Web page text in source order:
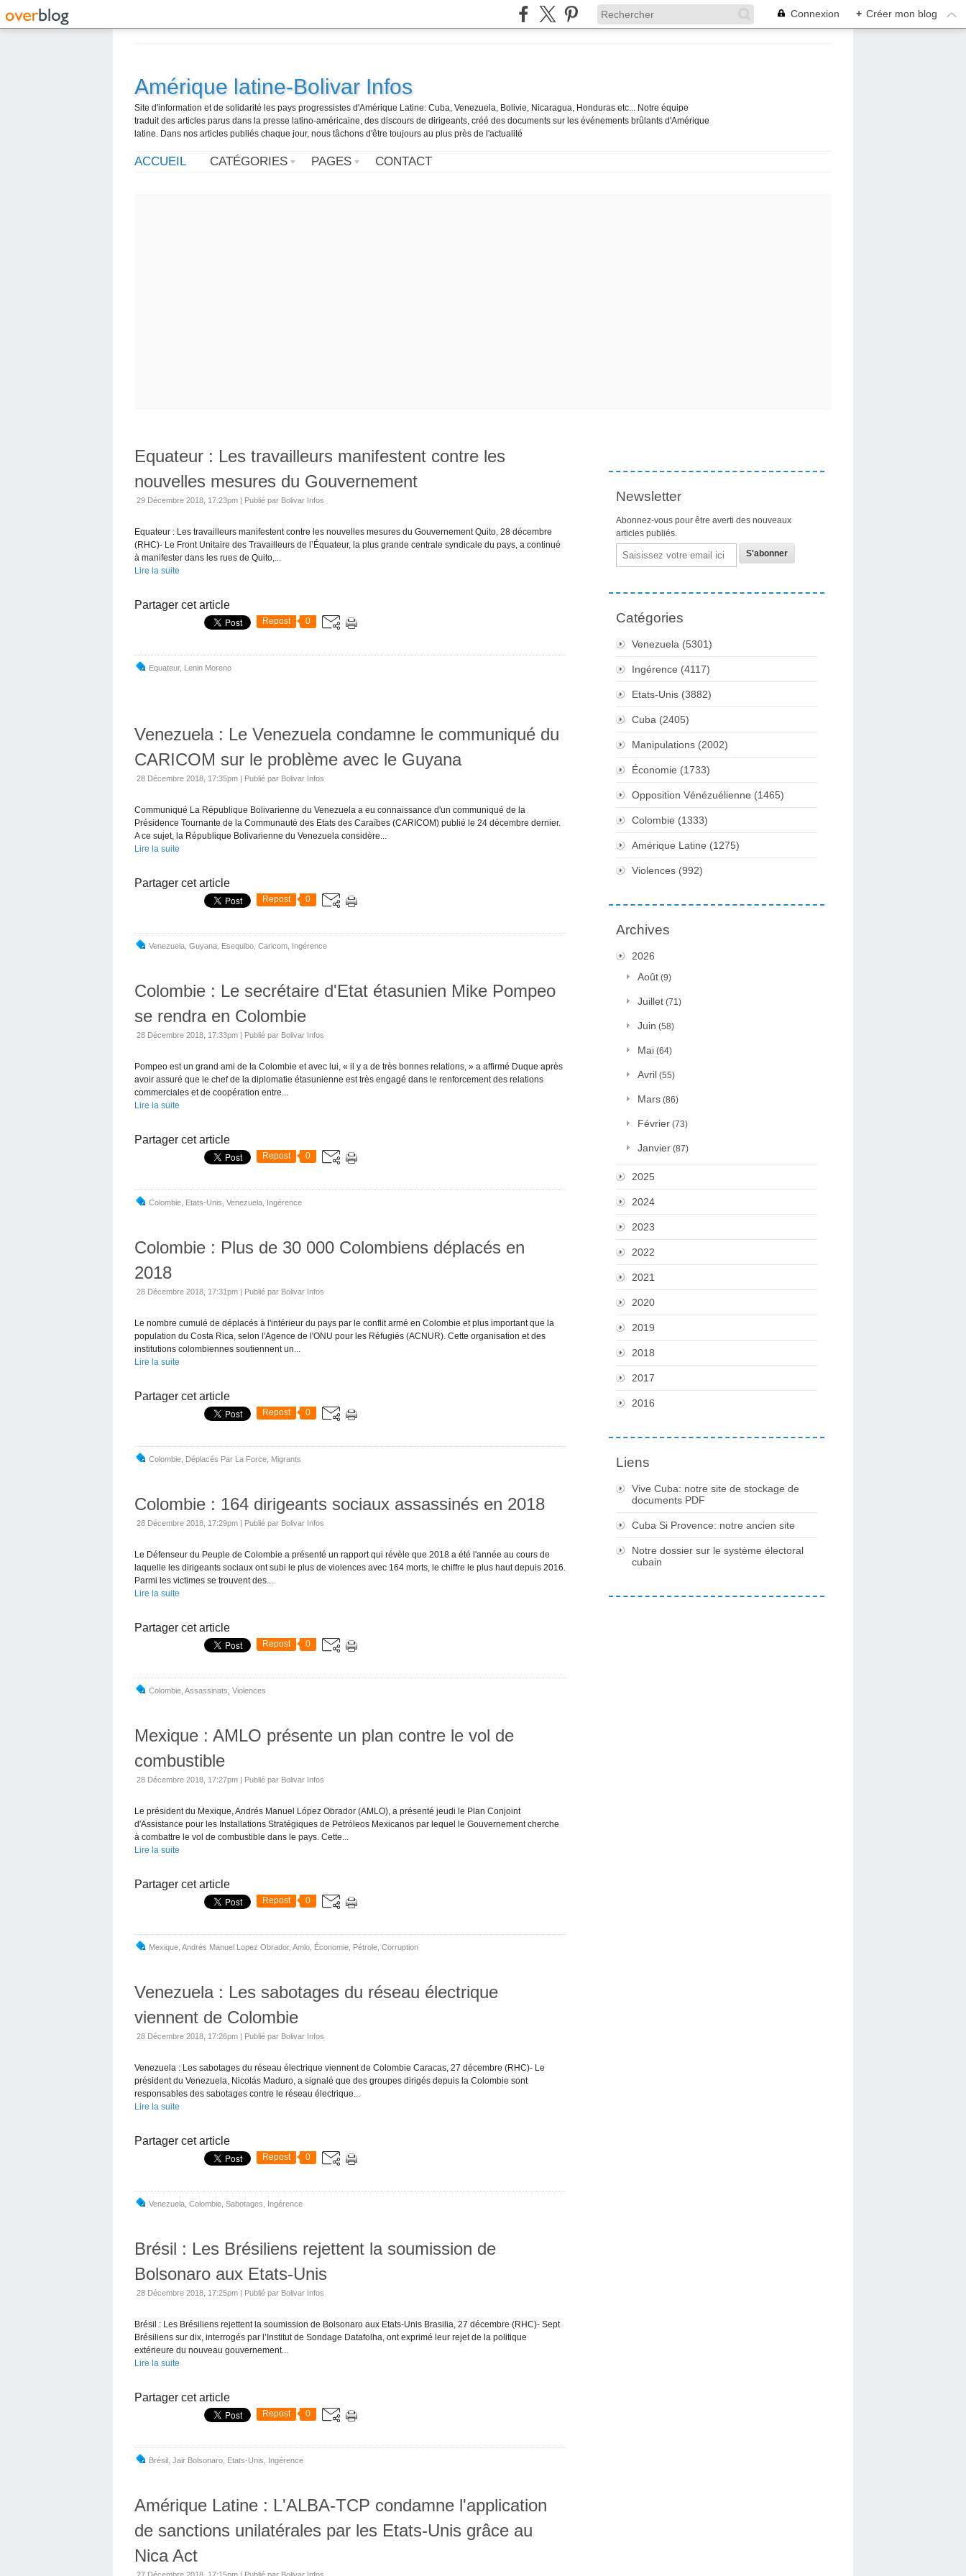
Connexion + Créer mon blog
Amérique latine-Bolivar Infos
Site d'information et de solidarité les pays progressistes d'Amérique Latine: Cuba, Venezuela, Bolivie, Nicaragua, Honduras etc... Notre équipe
traduit des articles parus dans la presse latino-américaine, des discours de dirigeants, créé des documents sur les événements brûlants d'Amérique
latine. Dans nos articles publiés chaque jour, nous tâchons d'être toujours au plus près de l'actualité
ACCUEIL CATÉGORIES PAGES CONTACT
Equateur : Les travailleurs manifestent contre les
nouvelles mesures du Gouvernement
29 Décembre 2018, 17:23pm | Publié par Bolivar Infos
Equateur : Les travailleurs manifestent contre les nouvelles mesures du Gouvernement Quito, 28 décembre
(RHC)- Le Front Unitaire des Travailleurs de l’Équateur, la plus grande centrale syndicale du pays, a continué
à manifester dans les rues de Quito,...
Lire la suite
Partager cet article
Repost 0
Equateur, Lenin Moreno
Venezuela : Le Venezuela condamne le communiqué du
CARICOM sur le problème avec le Guyana
28 Décembre 2018, 17:35pm | Publié par Bolivar Infos
Communiqué La République Bolivarienne du Venezuela a eu connaissance d'un communiqué de la
Présidence Tournante de la Communauté des Etats des Caraïbes (CARICOM) publié le 24 décembre dernier.
A ce sujet, la République Bolivarienne du Venezuela considère...
Lire la suite
Partager cet article
Repost 0
Venezuela Guyana Esequibo Caricom Ingérence
Colombie : Le secrétaire d'Etat étasunien Mike Pompeo
se rendra en Colombie
28 Décembre 2018, 17:33pm | Publié par Bolivar Infos
Pompeo est un grand ami de la Colombie et avec lui, « il y a de très bonnes relations, » a affirmé Duque après
avoir assuré que le chef de la diplomatie étasunienne est très engagé dans le renforcement des relations
commerciales et de coopération entre...
Lire la suite
Partager cet article
Repost 0
Colombie Etats-Unis Venezuela Ingérence
Colombie : Plus de 30 000 Colombiens déplacés en
2018
28 Décembre 2018, 17:31pm | Publié par Bolivar Infos
Le nombre cumulé de déplacés à l'intérieur du pays par le conflit armé en Colombie et plus important que la
population du Costa Rica, selon l'Agence de l'ONU pour les Réfugiés (ACNUR). Cette organisation et des
institutions colombiennes soutiennent un...
Lire la suite
Partager cet article
Repost 0
Colombie Déplacés Par La Force Migrants
Colombie : 164 dirigeants sociaux assassinés en 2018
28 Décembre 2018, 17:29pm | Publié par Bolivar Infos
Le Défenseur du Peuple de Colombie a présenté un rapport qui révèle que 2018 a été l'année au cours de
laquelle les dirigeants sociaux ont subi le plus de violences avec 164 morts, le chiffre le plus haut depuis 2016.
Parmi les victimes se trouvent des...
Lire la suite
Partager cet article
Repost 0
Colombie Assassinats Violences
Mexique : AMLO présente un plan contre le vol de
combustible
28 Décembre 2018, 17:27pm | Publié par Bolivar Infos
Le président du Mexique, Andrés Manuel López Obrador (AMLO), a présenté jeudi le Plan Conjoint
d'Assistance pour les Installations Stratégiques de Petróleos Mexicanos par lequel le Gouvernement cherche
à combattre le vol de combustible dans le pays. Cette...
Lire la suite
Partager cet article
Repost 0
Mexique Andrès Manuel Lopez Obrador, Amlo Économie Pétrole Corruption
Venezuela : Les sabotages du réseau électrique
viennent de Colombie
28 Décembre 2018, 17:26pm | Publié par Bolivar Infos
Venezuela : Les sabotages du réseau électrique viennent de Colombie Caracas, 27 décembre (RHC)- Le
président du Venezuela, Nicolás Maduro, a signalé que des groupes dirigés depuis la Colombie sont
responsables des sabotages contre le réseau électrique...
Lire la suite
Partager cet article
Repost 0
Venezuela Colombie Sabotages Ingérence
Brésil : Les Brésiliens rejettent la soumission de
Bolsonaro aux Etats-Unis
28 Décembre 2018, 17:25pm | Publié par Bolivar Infos
Brésil : Les Brésiliens rejettent la soumission de Bolsonaro aux Etats-Unis Brasilia, 27 décembre (RHC)- Sept
Brésiliens sur dix, interrogés par l’Institut de Sondage Datafolha, ont exprimé leur rejet de la politique
extérieure du nouveau gouvernement...
Lire la suite
Partager cet article
Repost 0
Brésil Jair Bolsonaro Etats-Unis Ingérence
Amérique Latine : L'ALBA-TCP condamne l'application
de sanctions unilatérales par les Etats-Unis grâce au
Nica Act
Newsletter
Abonnez-vous pour être averti des nouveaux
articles publiés.
Email
Catégories
Venezuela (5301)
Ingérence (4117)
Etats-Unis (3882)
Cuba (2405)
Manipulations (2002)
Économie (1733)
Opposition Vénézuélienne (1465)
Colombie (1333)
Amérique Latine (1275)
Violences (992)
Archives
2026
Août (9)
Juillet (71)
Juin (58)
Mai (64)
Avril (55)
Mars (86)
Février (73)
Janvier (87)
2025
2024
2023
2022
2021
2020
2019
2018
2017
2016
Liens
Vive Cuba: notre site de stockage de
documents PDF
Cuba Si Provence: notre ancien site
Notre dossier sur le système électoral
cubain